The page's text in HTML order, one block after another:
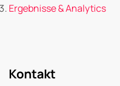
Ergebnisse & Analytics
Kontakt